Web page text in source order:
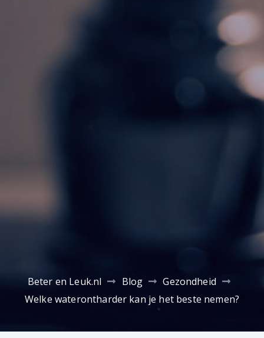
Beter en Leuk.nl Blog
Gezondheid
Welke waterontharder kan je het beste nemen?